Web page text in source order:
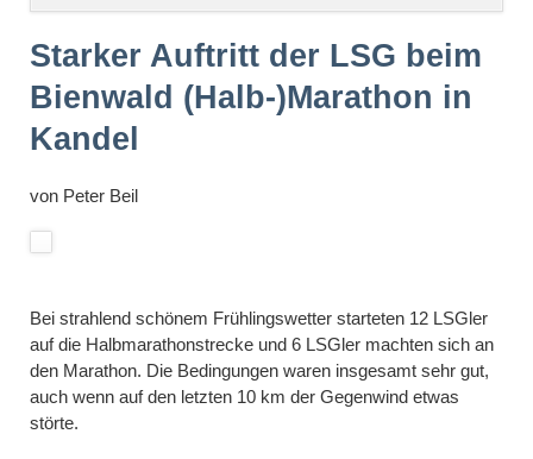
Starker Auftritt der LSG beim
Bienwald (Halb-)Marathon in
Kandel
von Peter Beil
Bei strahlend schönem Frühlingswetter starteten 12 LSGler
auf die Halbmarathonstrecke und 6 LSGler machten sich an
den Marathon. Die Bedingungen waren insgesamt sehr gut,
auch wenn auf den letzten 10 km der Gegenwind etwas
störte.